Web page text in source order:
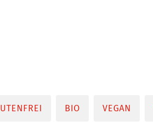
BIO VEGAN